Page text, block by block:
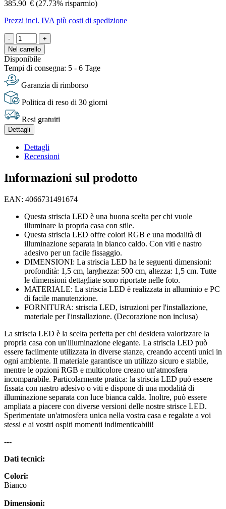
385.90 € (27.73% risparmio)
Prezzi incl. IVA più costi di spedizione
-
+
Nel carrello
Disponibile
Tempi di consegna: 5 - 6 Tage
Garanzia di rimborso
Politica di reso di 30 giorni
Resi gratuiti
Dettagli
Dettagli
Recensioni
Informazioni sul prodotto
EAN: 4066731491674
Questa striscia LED è una buona scelta per chi vuole
illuminare la propria casa con stile.
Questa striscia LED offre colori RGB e una modalità di
illuminazione separata in bianco caldo. Con viti e nastro
adesivo per un facile fissaggio.
DIMENSIONI: La striscia LED ha le seguenti dimensioni:
profondità: 1,5 cm, larghezza: 500 cm, altezza: 1,5 cm. Tutte
le dimensioni dettagliate sono riportate nelle foto.
MATERIALE: La striscia LED è realizzata in alluminio e PC
di facile manutenzione.
FORNITURA: striscia LED, istruzioni per l'installazione,
materiale per l'installazione. (Decorazione non inclusa)
La striscia LED è la scelta perfetta per chi desidera valorizzare la
propria casa con un'illuminazione elegante. La striscia LED può
essere facilmente utilizzata in diverse stanze, creando accenti unici in
ogni ambiente. Il materiale garantisce un utilizzo sicuro e stabile,
mentre le opzioni RGB e multicolore creano un'atmosfera
incomparabile. Particolarmente pratica: la striscia LED può essere
fissata con nastro adesivo o viti e dispone di una modalità di
illuminazione separata con luce bianca calda. Inoltre, può essere
ampliata a piacere con diverse versioni delle nostre strisce LED.
Sperimentate un'atmosfera unica nella vostra casa e regalate a voi
stessi e ai vostri ospiti momenti indimenticabili!
---
Dati tecnici:
Colori:
Bianco
Dimensioni: